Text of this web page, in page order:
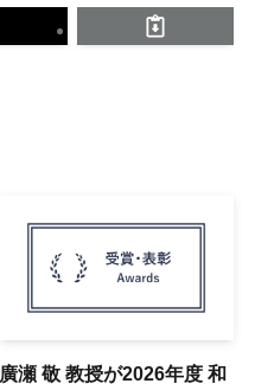
廣瀬 敬 教授が2026年度 和